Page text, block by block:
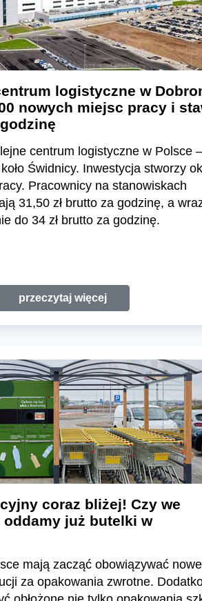
logistyczne w
nowych miejsc pracy i
centrum logistyczne w Polsce
Świdnicy. Inwestycja stworzy
Pracownicy na stanowiskach
31,50 zł brutto za godzinę, a
do 34 zł brutto za godzinę.
przeczytaj więcej
coraz bliżej! Czy we
oddamy już butelki w
mają zacząć obowiązywać nowe
za opakowania zwrotne.